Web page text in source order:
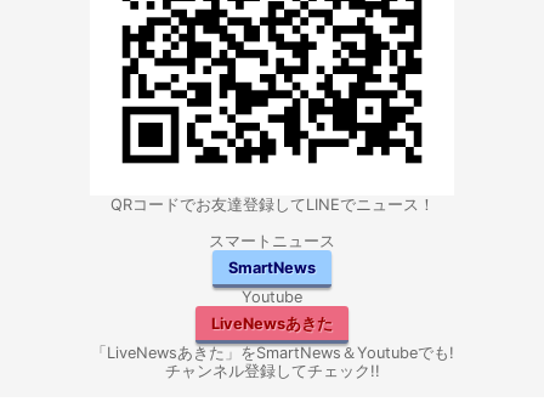
QRコードでお友達登録してLINEでニュース！
スマートニュース
SmartNews
Youtube
LiveNewsあきた
「LiveNewsあきた」をSmartNews＆Youtubeでも!
チャンネル登録してチェック!!